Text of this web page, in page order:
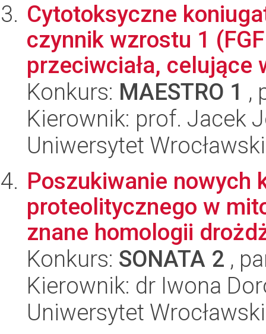
Cytotoksyczne
czynnik wzrostu 1
przeciwciała, celujące
Konkurs: MAESTRO 1 ,
Kierownik: prof. Jacek
Uniwersytet
Poszukiwanie nowych
proteolitycznego w
znane homologii
Konkurs: SONATA 2 ,
Kierownik: dr Iwona
Uniwersytet